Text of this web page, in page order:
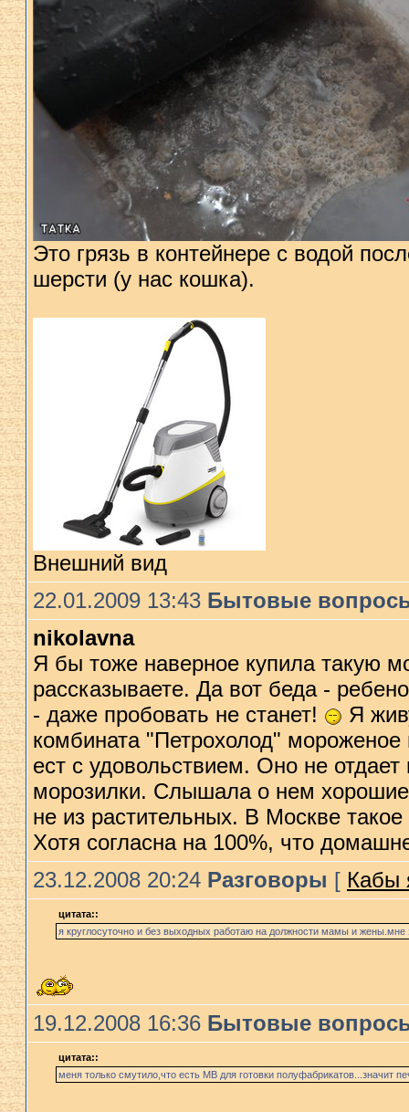
Это грязь в контейнере с водой
шерсти (у нас кошка).
Внешний вид
22.01.2009 13:43 Бытовые
nikolavna
Я бы тоже наверное купила такую
рассказываете. Да вот беда -
- даже пробовать не станет!
Я
комбината "Петрохолод"
ест с удовольствием. Оно не отдает
морозилки. Слышала о нем хорошие
не из растительных. В Москве такое
Хотя согласна на 100%, что
23.12.2008 20:24 Разговоры [ Кабы
цитата::
я круглосуточно и без выходных работаю на должности мамы и жены.мне
19.12.2008 16:36 Бытовые
цитата::
меня только смутило,что есть МВ для готовки полуфабрикатов...значит